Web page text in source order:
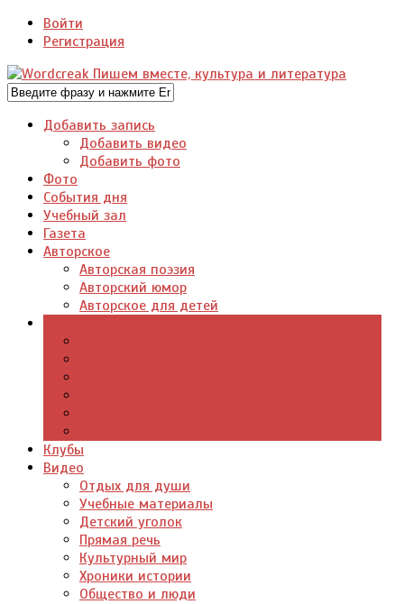
Войти
Регистрация
Добавить запись
Добавить видео
Добавить фото
Фото
События дня
Учебный зал
Газета
Авторское
Авторская поэзия
Авторский юмор
Авторское для детей
Клубы
Видео
Отдых для души
Учебные материалы
Детский уголок
Прямая речь
Культурный мир
Хроники истории
Общество и люди